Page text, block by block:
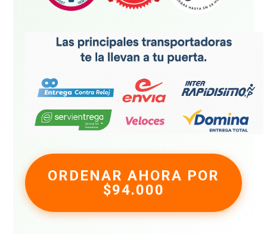
ORDENAR AHORA POR
$94.000